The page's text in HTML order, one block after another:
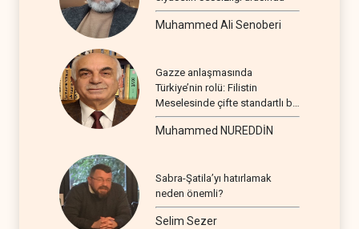
Muhammed Ali Senoberi
Gazze anlaşmasında
Türkiye’nin rolü: Filistin
Meselesinde çifte standartlı bir
seyir
Muhammed NUREDDİN
Sabra-Şatila’yı hatırlamak
neden önemli?
Selim Sezer